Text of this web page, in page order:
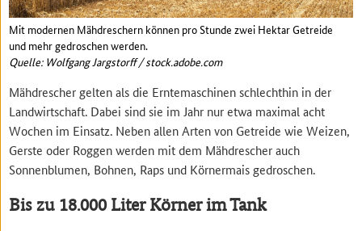
Mit modernen Mähdreschern können pro Stunde zwei Hektar Getreide
und mehr gedroschen werden.
Quelle: Wolfgang Jargstorff / stock.adobe.com
Mähdrescher gelten als die Erntemaschinen schlechthin in der
Landwirtschaft. Dabei sind sie im Jahr nur etwa maximal acht
Wochen im Einsatz. Neben allen Arten von Getreide wie Weizen,
Gerste oder Roggen werden mit dem Mähdrescher auch
Sonnenblumen, Bohnen, Raps und Körnermais gedroschen.
Bis zu 18.000 Liter Körner im Tank